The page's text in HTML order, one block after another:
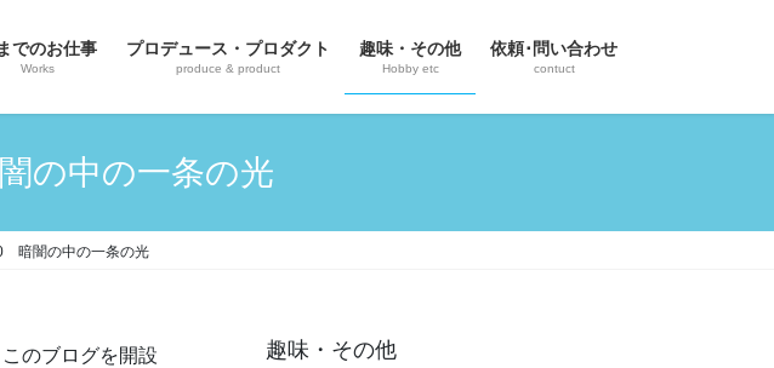
でのお仕事
Works
プロデュース・プロダクト
produce & product
趣味・その他
Hobby etc
依頼･問い合わせ
contuct
の中の一条の光
暗闇の中の一条の光
のブログを開設
趣味・その他